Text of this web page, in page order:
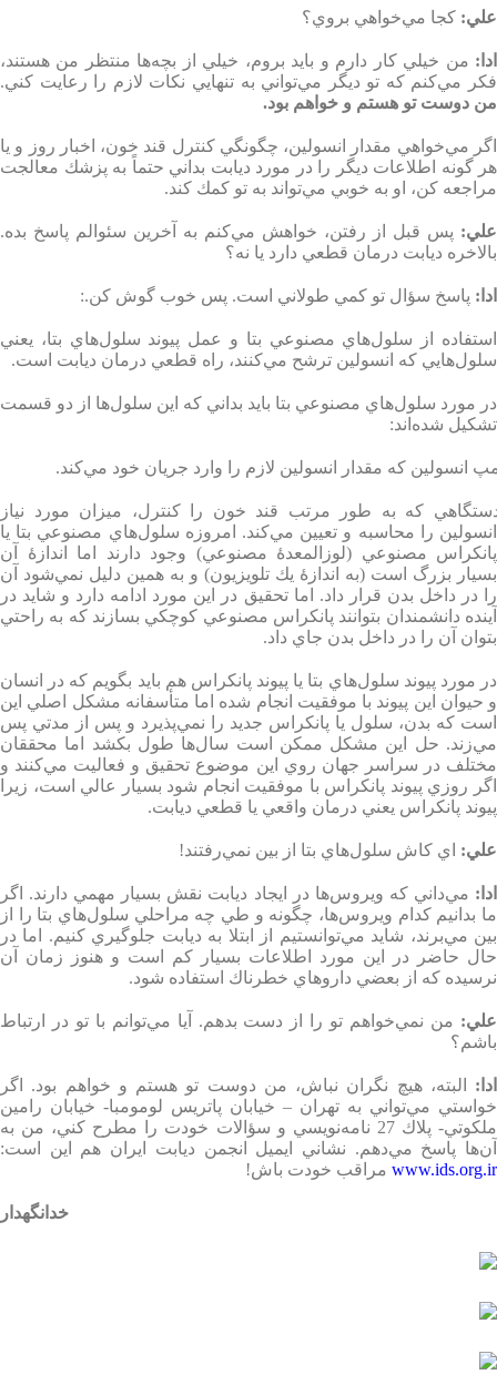
علي: كجا مي‌خواهي بروي؟
ادا : من خيلي كار دارم و بايد بروم،‌ خيلي از بچه‌ها منتظر من هستند،
فكر مي‌كنم كه تو ديگر مي‌تواني به تنهايي نكات لازم را رعايت كني.
من دوست تو هستم و خواهم بود.
اگر مي‌خواهي مقدار انسولين،‌ چگونگي كنترل قند خون،‌ اخبار روز و يا
هر گونه اطلاعات ديگر را در مورد ديابت بداني حتماً به پزشك معالجت
مراجعه كن، او به خوبي مي‌تواند به تو كمك كند.
علي: پس قبل از رفتن، خواهش مي‌كنم به آخرين سئوالم پاسخ بده.
بالاخره ديابت درمان قطعي دارد يا نه؟
ادا : پاسخ سؤال تو كمي طولاني است. پس خوب گوش كن.:
استفاده از سلول‌هاي مصنوعي بتا و عمل پيوند سلو‌ل‌هاي بتا، يعني
سلول‌هايي كه انسولين ترشح مي‌كنند، راه قطعي درمان ديابت است.
در مورد سلول‌هاي مصنوعي بتا بايد بداني كه اين سلول‌ها از دو قسمت
تشكيل شده‌اند:
انسولين كه مقدار انسولين لازم را وارد جريان خود مي‌كند.
كه به طور مرتب قند خون را كنترل،‌ ميزان مورد نياز
انسولين را محاسبه و تعيين مي‌كند. امروزه سلول‌هاي مصنوعي بتا يا
پانكراس مصنوعي (لوزالمعدۀ مصنوعي) وجود دارند اما اندازۀ آن
بسيار بزرگ است (به اندازۀ يك تلويزيون) و به همين دليل نمي‌شود آن
را در داخل بدن قرار داد. اما تحقيق در اين مورد ادامه دارد و شايد در
آينده دانشمندان بتوانند پانكراس مصنوعي كوچكي بسازند كه به راحتي
بتوان آن را در داخل بدن جاي داد.
در مورد پيوند سلول‌هاي بتا يا پيوند پانكراس هم بايد بگويم كه در انسان
و حيوان اين پيوند با موفقيت انجام شده اما متأسفانه مشكل اصلي اين
است كه بدن، سلول يا پانكراس جديد را نمي‌پذيرد و پس از مدتي پس
مي‌زند. حل اين مشكل ممكن است سال‌ها طول بكشد اما محققان
مختلف در سراسر جهان روي اين موضوع تحقيق و فعاليت مي‌كنند و
اگر روزي پيوند پانكراس با موفقيت انجام شود بسيار عالي است، زيرا
پيوند پانكراس يعني درمان واقعي يا قطعي ديابت.
علي: اي كاش سلول‌هاي بتا از بين نمي‌رفتند!
ادا : مي‌داني كه ويروس‌ها در ايجاد ديابت نقش بسيار مهمي دارند. اگر
ما بدانيم كدام ويروس‌ها، چگونه و طي چه مراحلي سلول‌هاي بتا را از
بين مي‌برند،‌ شايد مي‌توانستيم از ابتلا به ديابت جلوگيري كنيم. اما در
حال حاضر در اين مورد اطلاعات بسيار كم است و هنوز زمان ‌آن
نرسيده كه از بعضي داروهاي خطرناك استفاده شود.
علي: من نمي‌خواهم تو را از دست بدهم. آيا مي‌توانم با تو در ارتباط
باشم؟
ادا :
البته، هيچ نگران نباش، من دوست تو هستم و خواهم بود. اگر
خواستي مي‌تواني به تهران – خيابان پاتريس لومومبا- خيابان رامين
ملكوتي- پلاك 27 نامه‌نويسي و سؤالات خودت را مطرح كني، من به
آن‌ها پاسخ مي‌دهم. نشاني ايميل انجمن ديابت ايران هم اين است:
www.ids.org.ir مراقب خودت باش!
خدانگهدار